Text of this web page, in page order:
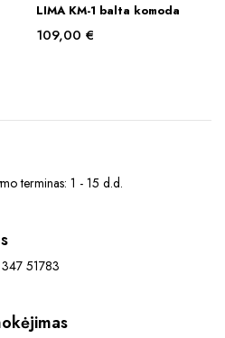
LIMA KM-1 balta komoda
109,00 €
terminas: 1 - 15 d.d.
51783